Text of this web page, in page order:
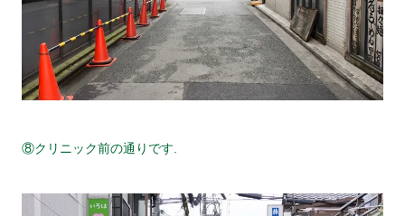
⑧クリニック前の通りです.